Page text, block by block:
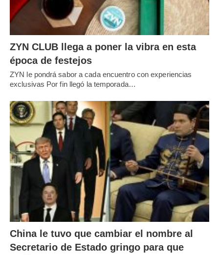
ZYN CLUB llega a poner la vibra en esta
época de festejos
ZYN le pondrá sabor a cada encuentro con experiencias
exclusivas Por fin llegó la temporada…
China le tuvo que cambiar el nombre al
Secretario de Estado gringo para que